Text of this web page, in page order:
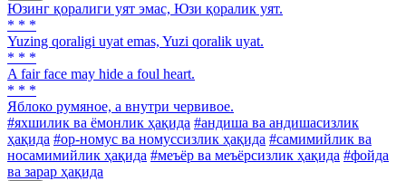
Юзинг қоралиги уят эмас, Юзи қоралик уят.
* * *
Yuzing qoraligi uyat emas, Yuzi qoralik uyat.
* * *
A fair face may hide a foul heart.
* * *
Яблоко румяное, а внутри червивое.
#яхшилик ва ёмонлик ҳақида #андиша ва андишасизлик
ҳақида #ор-номус ва номуссизлик ҳақида #самимийлик ва
носамимийлик ҳақида #меъёр ва меъёрсизлик ҳақида #фойда
ва зарар ҳақида